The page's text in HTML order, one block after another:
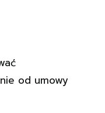
w stopce
od umowy